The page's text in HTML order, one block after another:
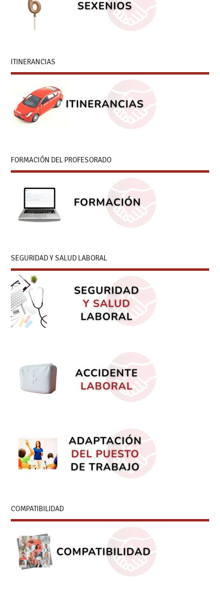
ITINERANCIAS
FORMACIÓN DEL PROFESORADO
SEGURIDAD Y SALUD LABORAL
COMPATIBILIDAD